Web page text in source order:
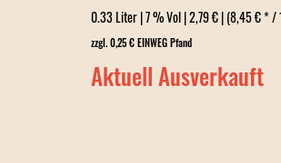
0.33 Liter | 7 % Vol | 2,79 € | (8,45 € * /
zzgl. 0,25 € EINWEG Pfand
Aktuell Ausverkauft